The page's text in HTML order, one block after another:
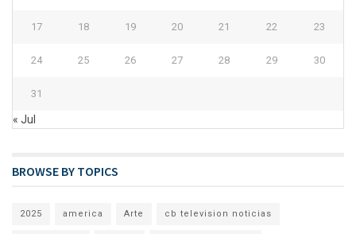
17 18 19 20 21 22 23
24 25 26 27 28 29 30
31
« Jul
BROWSE BY TOPICS
2025 america Arte cb television noticias